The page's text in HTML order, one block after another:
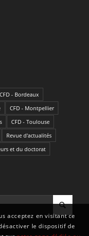
CFD - Bordeaux
CFD - Montpellier
CFD - Toulouse
Revue d'actualités
et du doctorat
acceptez en visitant ce
le dispositif de